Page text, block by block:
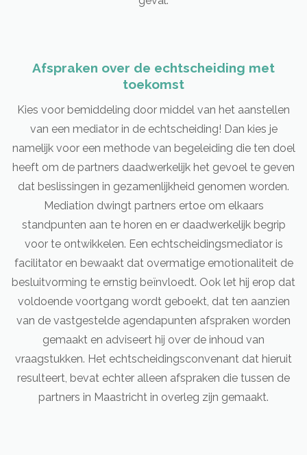
Afspraken over de echtscheiding met
toekomst
Kies voor bemiddeling door middel van het aanstellen
van een mediator in de echtscheiding! Dan kies je
namelijk voor een methode van begeleiding die ten doel
heeft om de partners daadwerkelijk het gevoel te geven
dat beslissingen in gezamenlijkheid genomen worden.
Mediation dwingt partners ertoe om elkaars
standpunten aan te horen en er daadwerkelijk begrip
voor te ontwikkelen. Een echtscheidingsmediator is
facilitator en bewaakt dat overmatige emotionaliteit de
besluitvorming te ernstig beïnvloedt. Ook let hij erop dat
voldoende voortgang wordt geboekt, dat ten aanzien
van de vastgestelde agendapunten afspraken worden
gemaakt en adviseert hij over de inhoud van
vraagstukken. Het echtscheidingsconvenant dat hieruit
resulteert, bevat echter alleen afspraken die tussen de
partners in Maastricht in overleg zijn gemaakt.